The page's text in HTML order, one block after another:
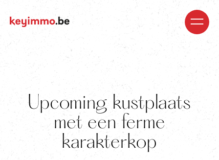
Upcoming kustplaats
met een ferme
karakterkop